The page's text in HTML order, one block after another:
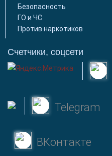
Безопасность
ГО и ЧС
Против наркотиков
Счетчики, соцсети
Telegram
ВКонтакте